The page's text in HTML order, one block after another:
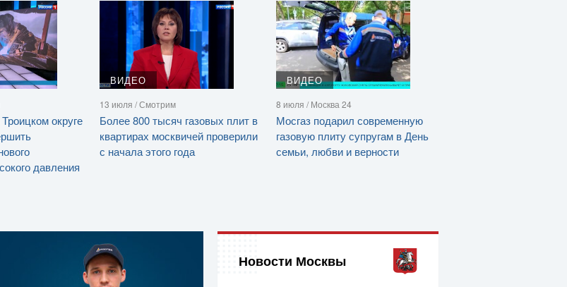
округе
давления
ВИДЕО
13 июля / Смотрим
Более 800 тысяч газовых плит в
квартирах москвичей проверили
с начала этого года
ВИДЕО
8 июля / Москва 24
Мосгаз подарил современную
газовую плиту супругам в День
семьи, любви и верности
Новости Москвы